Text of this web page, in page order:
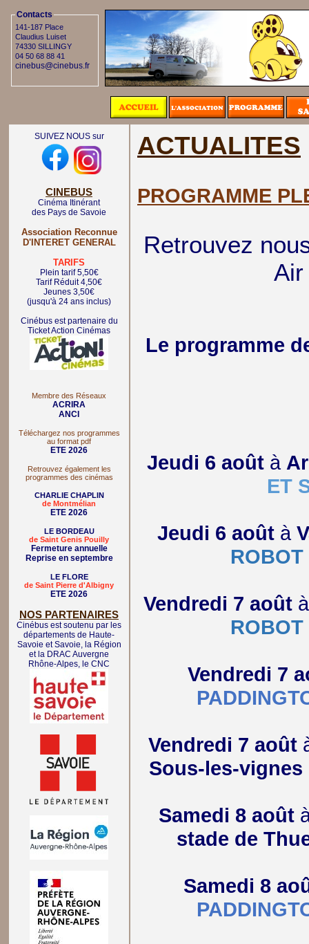
Contacts
141-187 Place
Claudius Luiset
74330 SILLINGY
04 50 68 88 41
cinebus@cinebus.fr
SUIVEZ NOUS sur
CINEBUS
Cinéma Itinérant
des Pays de Savoie
Association Reconnue
D'INTERET GENERAL
TARIFS
Plein tarif 5,50€
Tarif Réduit 4,50€
Jeunes 3,50€
(jusqu'à 24 ans inclus)
Cinébus est partenaire du
Ticket Action Cinémas
Membre des Réseaux
ACRIRA
ANCI
Téléchargez nos programmes
au format pdf
ETE 2026
Retrouvez également les
programmes des cinémas
CHARLIE CHAPLIN
de Montmélian
ETE 2026
LE BORDEAU
de Saint Genis Pouilly
Fermeture annuelle
Reprise en septembre
LE FLORE
de Saint Pierre d'Albigny
ETE 2026
NOS PARTENAIRES
Cinébus est soutenu par les
départements de Haute-
Savoie et Savoie, la Région
et la DRAC Auvergne
Rhône-Alpes, le CNC
ACTUALITES
PROGRAMME
Retrouvez
Air
Le programme
Jeudi 6 aoûtà
ET
Jeudi 6 août à
ROBOT
Vendredi 7 août
ROBOT
Vendredi 7
Vendredi 7 août
Sous-les-vignes
Samedi 8 août
stade de
Samedi 8